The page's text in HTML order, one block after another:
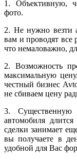
1. Объективную,
фото.
2. Не нужно везти
вам и проводят все
что немаловажно,
2. Возможность
максимальную
честный бизнес
не сбиваем цену
3. Существенную
автомобиля
сделки занимает
вы получаете в
удобной для Вас